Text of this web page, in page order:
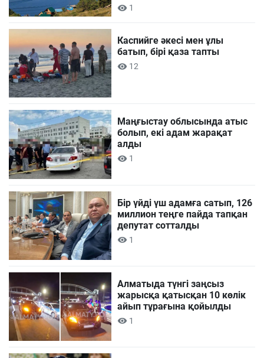
1
Каспийге әкесі мен ұлы
батып, бірі қаза тапты
12
Маңғыстау облысында атыс
болып, екі адам жарақат
алды
1
Бір үйді үш адамға сатып, 126
миллион теңге пайда тапқан
депутат сотталды
1
Алматыда түнгі заңсыз
жарысқа қатысқан 10 көлік
айып тұрағына қойылды
1